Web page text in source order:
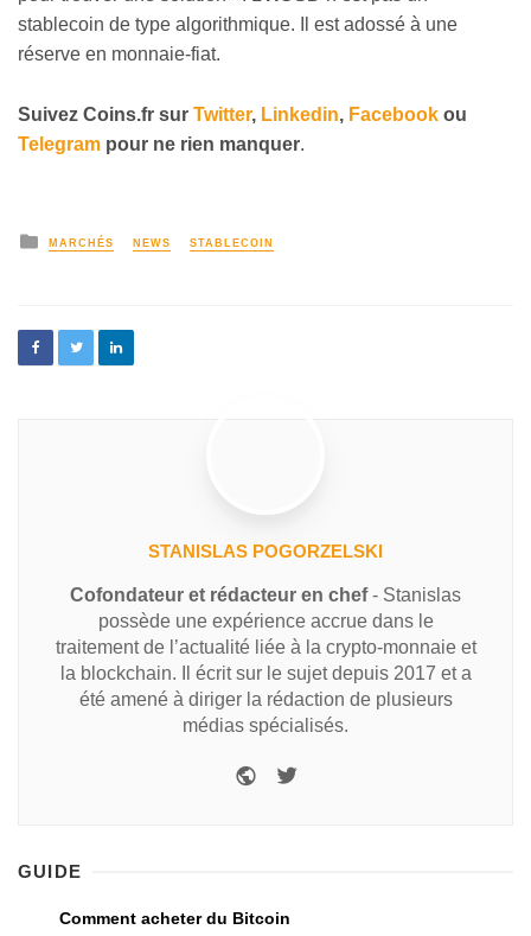
stablecoin de type algorithmique. Il est adossé à une
réserve en monnaie-fiat.
Suivez Coins.fr sur Twitter, Linkedin, Facebook ou
Telegram pour ne rien manquer.
MARCHÉS NEWS STABLECOIN
STANISLAS POGORZELSKI
Cofondateur et rédacteur en chef- Stanislas
possède une expérience accrue dans le
traitement de l’actualité liée à la crypto-monnaie et
la blockchain. Il écrit sur le sujet depuis 2017 et a
été amené à diriger la rédaction de plusieurs
médias spécialisés.
GUIDE
Comment acheter du Bitcoin